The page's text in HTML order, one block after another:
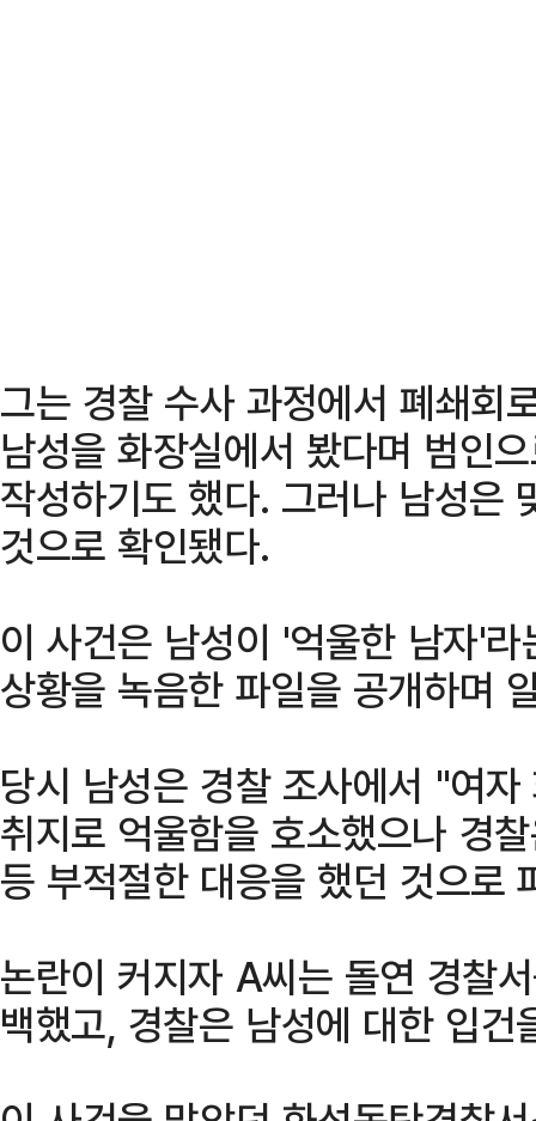
그는 경찰 수사 과정에서 폐쇄
남성을 화장실에서 봤다며 범인
작성하기도 했다. 그러나 남성은
것으로 확인됐다.
이 사건은 남성이 '억울한 남자'
상황을 녹음한 파일을 공개하며
당시 남성은 경찰 조사에서 "여
취지로 억울함을 호소했으나 경
등 부적절한 대응을 했던 것으로
논란이 커지자 A씨는 돌연 경찰
백했고, 경찰은 남성에 대한 입건